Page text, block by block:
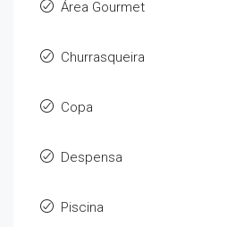
Área Gourmet
Churrasqueira
Copa
Despensa
Piscina